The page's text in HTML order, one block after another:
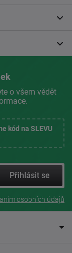
o všem vědět
kód na SLEVU
Přihlásit se
osobních údajů